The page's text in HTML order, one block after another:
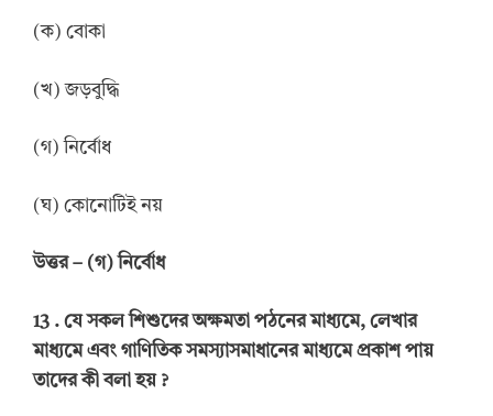
(ক) বোকা
(খ) জড়বুদ্ধি
(গ) নির্বোধ
(ঘ) কোনোটিই নয়
উত্তর– (গ) নির্বোধ
13 . যে সকল শিশুদের অক্ষমতা পঠনের মাধ্যমে, লেখার
মাধ্যমে এবং গাণিতিক সমস্যাসমাধানের মাধ্যমে প্রকাশ পায়
তাদের কী বলা হয় ?